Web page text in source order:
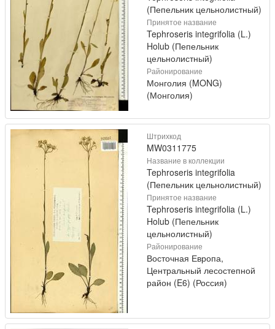
(Пепельник цельнолистный)
Принятое название
Tephroseris integrifolia (L.)
Holub (Пепельник
цельнолистный)
Районирование
Монголия (MONG)
(Монголия)
Штрихкод
MW0311775
Название в коллекции
Tephroseris integrifolia
(Пепельник цельнолистный)
Принятое название
Tephroseris integrifolia (L.)
Holub (Пепельник
цельнолистный)
Районирование
Восточная Европа,
Центральный лесостепной
район (E6) (Россия)